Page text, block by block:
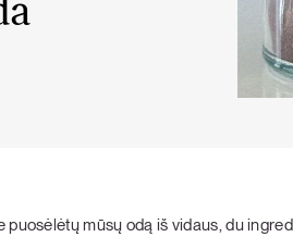
PIETŪS / VAKARIENĖ
mūsų odą iš vidaus, du